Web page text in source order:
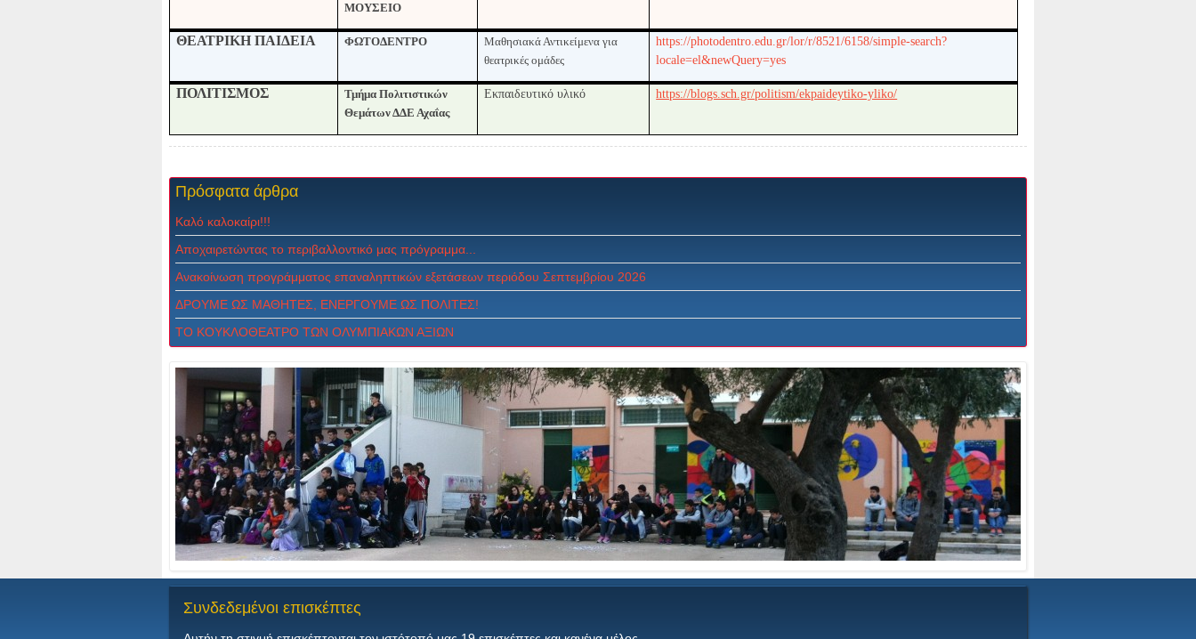
ΜΟΥΣΕΙΟ
ΘΕΑΤΡΙΚΗ ΠΑΙΔΕΙΑ ΦΩΤΟΔΕΝΤΡΟ
Μαθησιακά Αντικείμενα για
θεατρικές ομάδες
https://photodentro.edu.gr/lor/r/8521/6158/simple-search?
locale=el&newQuery=yes
ΠΟΛΙΤΙΣΜΟΣ
Τμήμα Πολιτιστικών
Θεμάτων ΔΔΕ Αχαΐας
Εκπαιδευτικό υλικό https://blogs.sch.gr/politism/ekpaideytiko-yliko/
Πρόσφατα άρθρα
Καλό καλοκαίρι!!!
Αποχαιρετώντας το περιβαλλοντικό μας πρόγραμμα...
Ανακοίνωση προγράμματος επαναληπτικών εξετάσεων περιόδου Σεπτεμβρίου 2026
ΔPOYME ΩΣ MAΘHTEΣ, ENEPΓOYME ΩΣ ΠOΛITEΣ!
ΤΟ ΚΟΥΚΛΟΘΕΑΤΡΟ ΤΩΝ ΟΛΥΜΠΙΑΚΩΝ ΑΞΙΩΝ
Συνδεδεμένοι επισκέπτες